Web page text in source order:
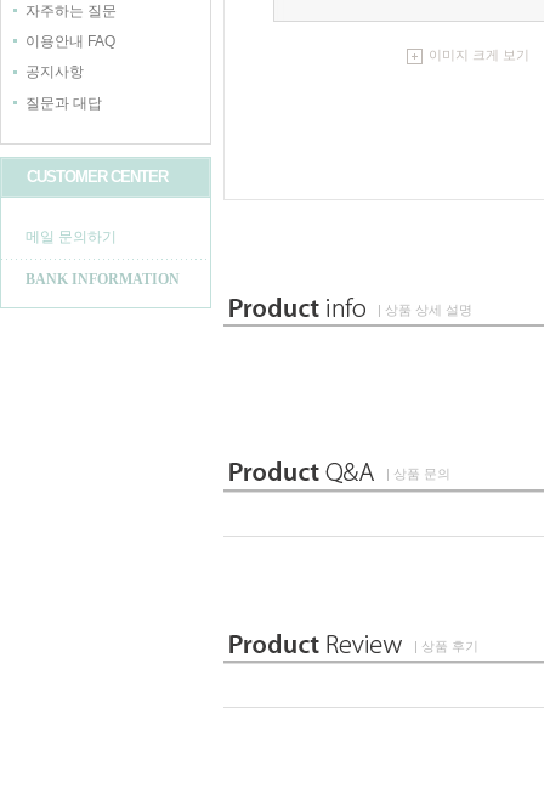
자주하는 질문
이용안내 FAQ
공지사항
질문과 대답
CUSTOMER CENTER
메일 문의하기
BANK INFORMATION
이미지 크게 보기
| 상품 상세 설명
| 상품 문의
| 상품 후기